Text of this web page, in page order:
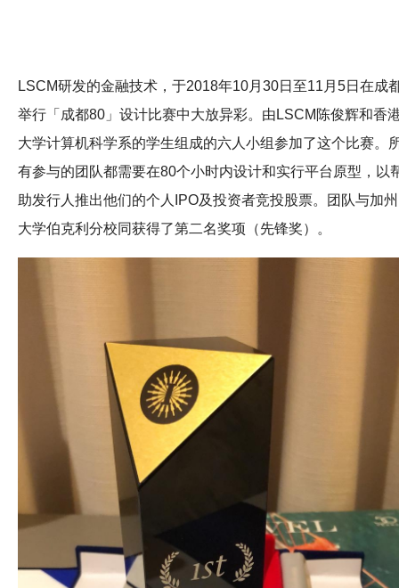
LSCM研发的金融技术，于2018年10月30日至11月5日在成
举行「成都80」设计比赛中大放异彩。由LSCM陈俊辉和香
大学计算机科学系的学生组成的六人小组参加了这个比赛。
有参与的团队都需要在80个小时内设计和实行平台原型，以
助发行人推出他们的个人IPO及投资者竞投股票。团队与加州
大学伯克利分校同获得了第二名奖项（先锋奖）。